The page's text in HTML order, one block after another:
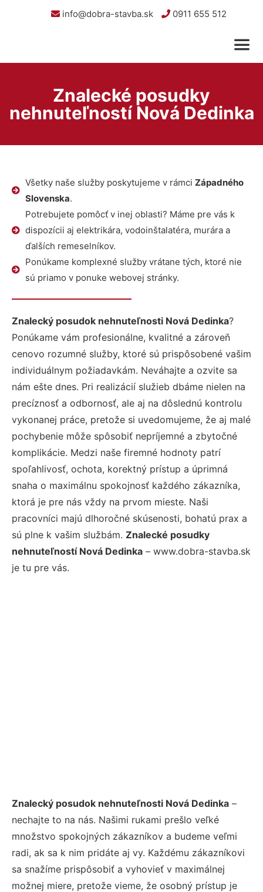
info@dobra-stavba.sk 0911 655 512
Znalecké posudky
nehnuteľností Nová Dedinka
Všetky naše služby poskytujeme v rámci Západného
Slovenska.
Potrebujete pomôcť v inej oblasti? Máme pre vás k
dispozícii aj elektrikára, vodoinštalatéra, murára a
ďalších remeselníkov.
Ponúkame komplexné služby vrátane tých, ktoré nie
sú priamo v ponuke webovej stránky.
Znalecký posudok nehnuteľnosti Nová Dedinka?
Ponúkame vám profesionálne, kvalitné a zároveň
cenovo rozumné služby, ktoré sú prispôsobené vašim
individuálnym požiadavkám. Neváhajte a ozvite sa
nám ešte dnes. Pri realizácií služieb dbáme nielen na
precíznosť a odbornosť, ale aj na dôslednú kontrolu
vykonanej práce, pretože si uvedomujeme, že aj malé
pochybenie môže spôsobiť nepríjemné a zbytočné
komplikácie. Medzi naše firemné hodnoty patrí
spoľahlivosť, ochota, korektný prístup a úprimná
snaha o maximálnu spokojnosť každého zákazníka,
ktorá je pre nás vždy na prvom mieste. Naši
pracovníci majú dlhoročné skúsenosti, bohatú prax a
sú plne k vašim službám. Znalecké posudky
nehnuteľností Nová Dedinka – www.dobra-stavba.sk
je tu pre vás.
Znalecký posudok nehnuteľnosti Nová Dedinka –
nechajte to na nás. Našimi rukami prešlo veľké
množstvo spokojných zákazníkov a budeme veľmi
radi, ak sa k nim pridáte aj vy. Každému zákazníkovi
sa snažíme prispôsobiť a vyhovieť v maximálnej
možnej miere, pretože vieme, že osobný prístup je